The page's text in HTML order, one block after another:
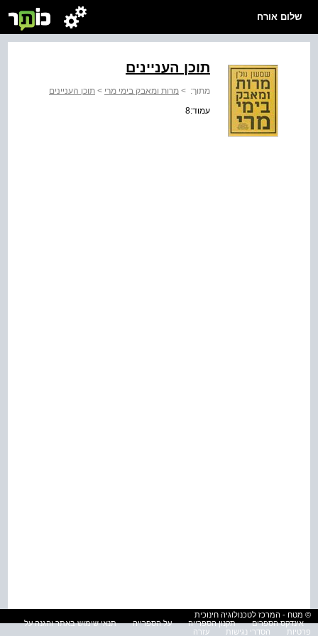
שלום אורח
תוכן העניינים
מתוך: > מרות ומאבק בימי מרי > תוכן העניינים
עמוד:8
© מטח - המרכז לטכנולוגיה חינוכית
אינדקס הספרים
תקנון הספרייה על הספרייה
תנאי שימוש באתר והגנה על
פרטיות
הסדרי נגישות עזרה